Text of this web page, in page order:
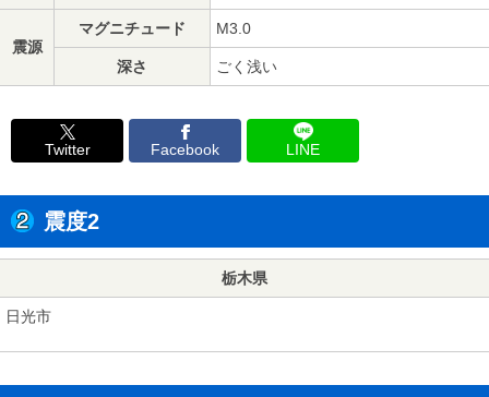
震源
マグニチュード M3.0
深さ ごく浅い
Twitter Facebook LINE
震度2
栃木県
日光市